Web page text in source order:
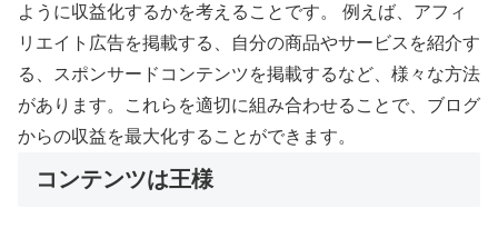
ように収益化するかを考えることです。 例えば、アフィ
リエイト広告を掲載する、自分の商品やサービスを紹介す
る、スポンサードコンテンツを掲載するなど、様々な方法
があります。これらを適切に組み合わせることで、ブログ
からの収益を最大化することができます。
コンテンツは王様